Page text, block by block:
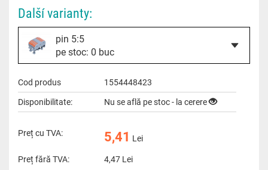
Další varianty:
pin 5:5
pe stoc: 0 buc
Cod produs
1554448423
Disponibilitate:
Nu se află pe stoc - la cerere
Preț cu TVA: 5,41 Lei
Preț fără TVA:
4,47 Lei